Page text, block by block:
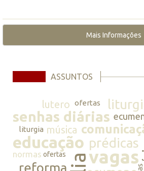
Mais Informações
ASSUNTOS
lutero ofertas
senhas diárias
liturgia música
educação prédicas
normas ofertas vagas
reforma